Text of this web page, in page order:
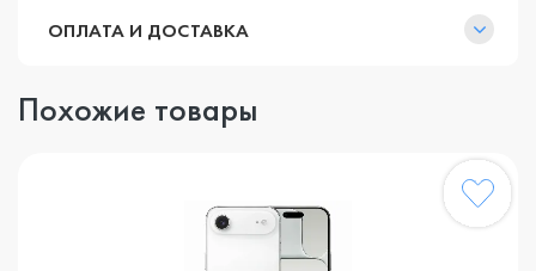
ОПЛАТА И ДОСТАВКА
Похожие товары